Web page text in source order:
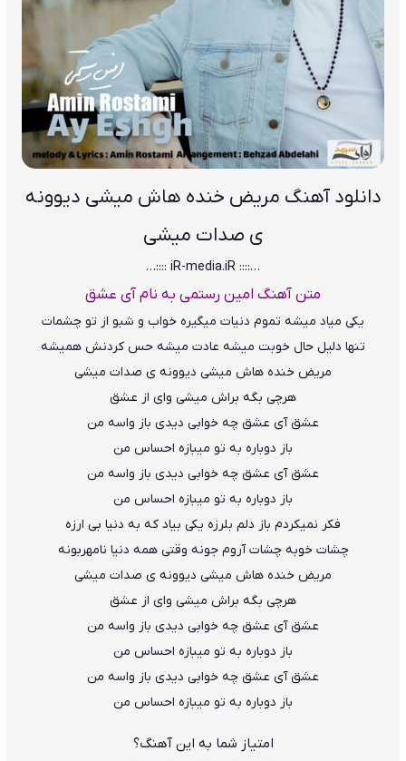
دانلود آهنگ مریض خنده هاش میشی دیوونه
ی صدات میشی
…:::: iR-media.iR ::::…
متن آهنگ امین رستمی به نام آی عشق
یکی میاد میشه تموم دنیات میگیره خواب و شبو از تو چشمات
تنها دلیل حال خوبت میشه عادت میشه حس کردنش همیشه
مریض خنده هاش میشی دیوونه ی صدات میشی
هرچی بگه براش میشی وای از عشق
عشق آی عشق چه خوابی دیدی باز واسه من
باز دوباره به تو میبازه احساس من
عشق آی عشق چه خوابی دیدی باز واسه من
باز دوباره به تو میبازه احساس من
فکر نمیکردم باز دلم بلرزه یکی بیاد که به دنیا بی ارزه
چشات خوبه چشات آروم جونه وقتی همه دنیا نامهربونه
مریض خنده هاش میشی دیوونه ی صدات میشی
هرچی بگه براش میشی وای از عشق
عشق آی عشق چه خوابی دیدی باز واسه من
باز دوباره به تو میبازه احساس من
عشق آی عشق چه خوابی دیدی باز واسه من
باز دوباره به تو میبازه احساس من
امتیاز شما به این آهنگ؟